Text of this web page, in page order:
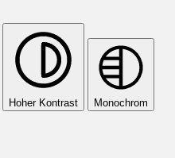
Hoher Kontrast Monochrom